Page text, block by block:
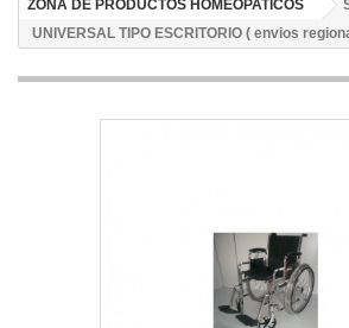
ZONA DE PRODUCTOS HOMEOPATICOS
UNIVERSAL TIPO ESCRITORIO ( envios